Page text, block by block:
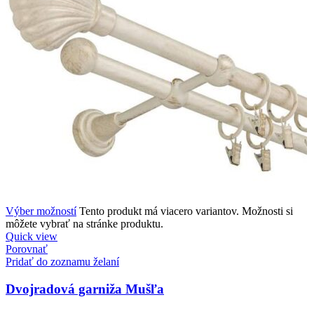
Výber možností Tento produkt má viacero variantov. Možnosti si
môžete vybrať na stránke produktu.
Quick view
Porovnať
Pridať do zoznamu želaní
Dvojradová garniža Mušľa